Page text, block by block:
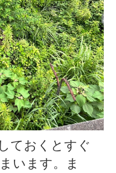
ておくとすぐ
います。ま